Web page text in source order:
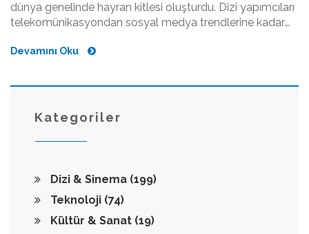
dünya genelinde hayran kitlesi oluşturdu. Dizi yapımcıları
telekomünikasyondan sosyal medya trendlerine kadar
televizyonunun nasıl küresel bir güç haline geldiğini ve
Devamını Oku
Kategoriler
Dizi & Sinema (199)
Teknoloji (74)
Kültür & Sanat (19)